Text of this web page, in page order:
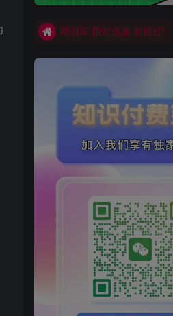
买VIP会员或加盟商-全年
网创库-限时优惠 别错过!